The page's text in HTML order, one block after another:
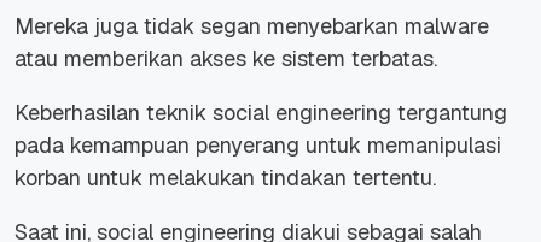
Mereka juga tidak segan menyebarkan malware
atau memberikan akses ke sistem terbatas.
Keberhasilan teknik social engineering tergantung
pada kemampuan penyerang untuk memanipulasi
korban untuk melakukan tindakan tertentu.
Saat ini, social engineering diakui sebagai salah